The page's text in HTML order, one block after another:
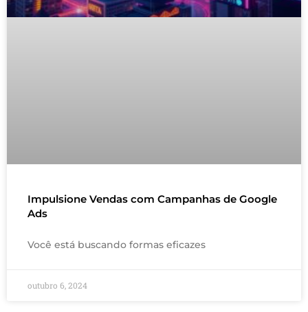
Impulsione Vendas com Campanhas de Google
Ads
Você está buscando formas eficazes
outubro 6, 2024